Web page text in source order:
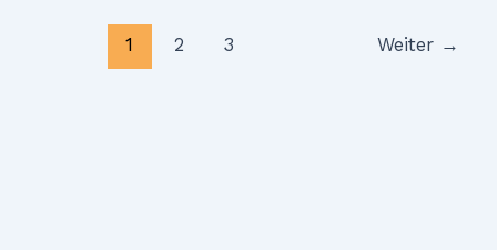
1 2 3 Weiter →